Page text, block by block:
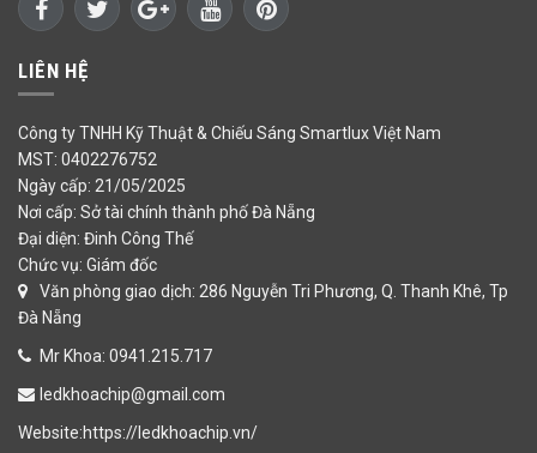
LIÊN HỆ
Công ty TNHH Kỹ Thuật & Chiếu Sáng Smartlux Việt Nam
MST: 0402276752
Ngày cấp: 21/05/2025
Nơi cấp: Sở tài chính thành phố Đà Nẵng
Đại diện: Đinh Công Thế
Chức vụ: Giám đốc
Văn phòng giao dịch: 286 Nguyễn Tri Phương, Q. Thanh Khê, Tp
Đà Nẵng
Mr Khoa: 0941.215.717
ledkhoachip@gmail.com
Website:https://ledkhoachip.vn/